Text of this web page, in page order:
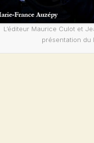
L’éditeur Maurice Culot et
présentation du